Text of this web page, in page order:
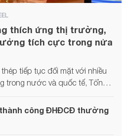
thích ứng thị trường,
tích cực trong nửa
tiếp tục đối mặt với nhiều
trong nước và quốc tế, Tổng
về doanh thu, lợi nhuận và
này khẳng định hiệu quả
thành công ĐHĐCĐ thường